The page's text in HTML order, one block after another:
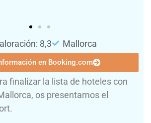
8,3 Mallorca
en Booking.com
finalizar la lista de hoteles con
os presentamos el